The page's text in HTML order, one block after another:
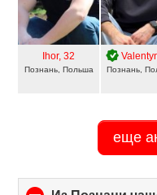
Ihor, 32
Познань, Польша Познань,
еще